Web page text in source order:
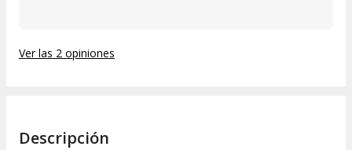
Ver las 2 opiniones
Descripción